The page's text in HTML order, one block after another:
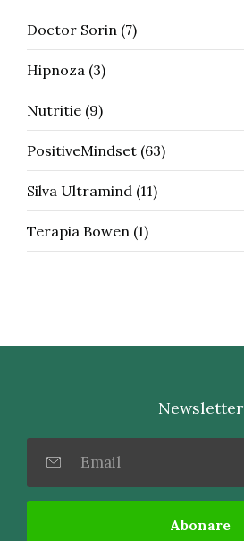
Doctor Sorin (7)
Hipnoza (3)
Nutritie (9)
PositiveMindset (63)
Silva Ultramind (11)
Terapia Bowen (1)
Newsletter
Abonare